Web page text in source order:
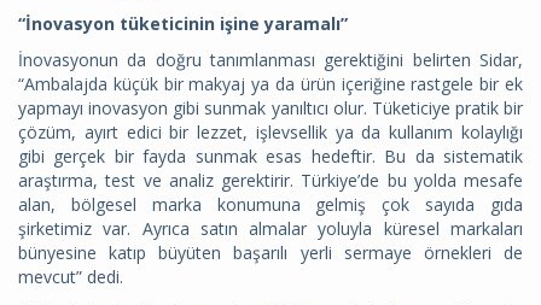
“İnovasyon tüketicinin işine yaramalı”
İnovasyonun da doğru tanımlanması gerektiğini belirten Sidar,
“Ambalajda küçük bir makyaj ya da ürün içeriğine rastgele bir ek
yapmayı inovasyon gibi sunmak yanıltıcı olur. Tüketiciye pratik bir
çözüm, ayırt edici bir lezzet, işlevsellik ya da kullanım kolaylığı
gibi gerçek bir fayda sunmak esas hedeftir. Bu da sistematik
araştırma, test ve analiz gerektirir. Türkiye’de bu yolda mesafe
alan, bölgesel marka konumuna gelmiş çok sayıda gıda
şirketimiz var. Ayrıca satın almalar yoluyla küresel markaları
bünyesine katıp büyüten başarılı yerli sermaye örnekleri de
mevcut” dedi.